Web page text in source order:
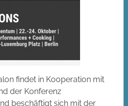
findet in Kooperation mit
der Konferenz
beschäftigt sich mit der